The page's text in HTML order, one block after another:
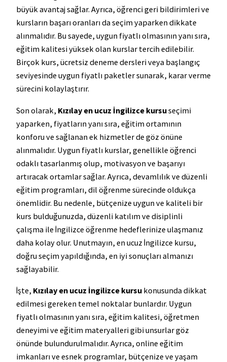
büyük avantaj sağlar. Ayrıca, öğrenci geri bildirimleri ve
kursların başarı oranları da seçim yaparken dikkate
alınmalıdır. Bu sayede, uygun fiyatlı olmasının yanı sıra,
eğitim kalitesi yüksek olan kurslar tercih edilebilir.
Birçok kurs, ücretsiz deneme dersleri veya başlangıç
seviyesinde uygun fiyatlı paketler sunarak, karar verme
sürecini kolaylaştırır.
Son olarak, Kızılay en ucuz İngilizce kursuseçimi
yaparken, fiyatların yanı sıra, eğitim ortamının
konforu ve sağlanan ek hizmetler de göz önüne
alınmalıdır. Uygun fiyatlı kurslar, genellikle öğrenci
odaklı tasarlanmış olup, motivasyon ve başarıyı
artıracak ortamlar sağlar. Ayrıca, devamlılık ve düzenli
eğitim programları, dil öğrenme sürecinde oldukça
önemlidir. Bu nedenle, bütçenize uygun ve kaliteli bir
kurs bulduğunuzda, düzenli katılım ve disiplinli
çalışma ile İngilizce öğrenme hedeflerinize ulaşmanız
daha kolay olur. Unutmayın, en ucuz İngilizce kursu,
doğru seçim yapıldığında, en iyi sonuçları almanızı
sağlayabilir.
İşte, Kızılay en ucuz İngilizce kursu konusunda dikkat
edilmesi gereken temel noktalar bunlardır. Uygun
fiyatlı olmasının yanı sıra, eğitim kalitesi, öğretmen
deneyimi ve eğitim materyalleri gibi unsurlar göz
önünde bulundurulmalıdır. Ayrıca, online eğitim
imkanları ve esnek programlar, bütçenize ve yaşam